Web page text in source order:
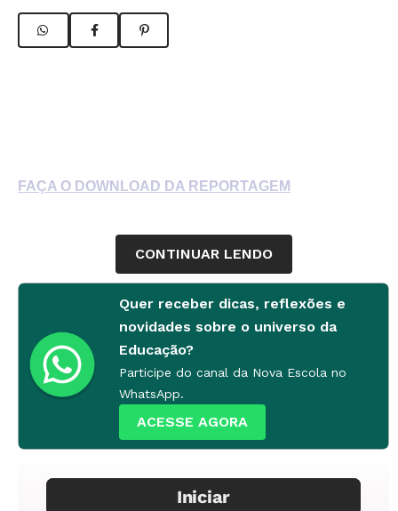
FAÇA O DOWNLOAD DA REPORTAGEM
CONTINUAR LENDO
Quer receber dicas, reflexões e
novidades sobre o universo da
Educação?
Participe do canal da Nova Escola no
WhatsApp.
ACESSE AGORA